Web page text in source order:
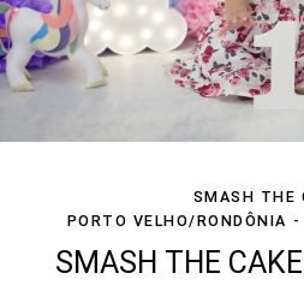
SMASH THE
PORTO VELHO/RONDÔNIA
SMASH THE